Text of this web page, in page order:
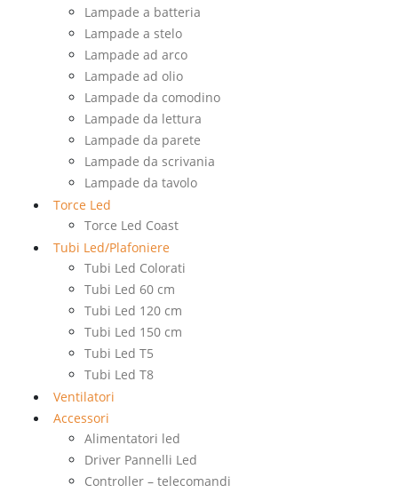
Lampade a batteria
Lampade a stelo
Lampade ad arco
Lampade ad olio
Lampade da comodino
Lampade da lettura
Lampade da parete
Lampade da scrivania
Lampade da tavolo
Torce Led
Torce Led Coast
Tubi Led/Plafoniere
Tubi Led Colorati
Tubi Led 60 cm
Tubi Led 120 cm
Tubi Led 150 cm
Tubi Led T5
Tubi Led T8
Ventilatori
Accessori
Alimentatori led
Driver Pannelli Led
Controller – telecomandi